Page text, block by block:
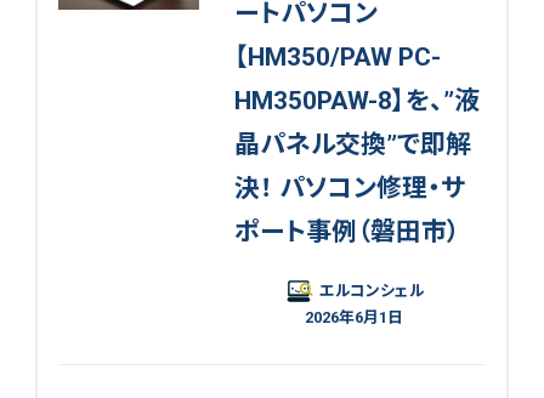
ートパソコン
【HM350/PAW PC-
HM350PAW-8】を、”液
晶パネル交換”で即解
決！ パソコン修理・サ
ポート事例（磐田市）
エルコンシェル
2026年6月1日